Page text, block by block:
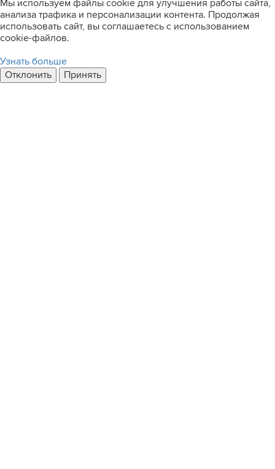
Мы используем файлы cookie для улучшения работы сайта,
анализа трафика и персонализации контента. Продолжая
использовать сайт, вы соглашаетесь с использованием
cookie-файлов.
Узнать больше
Отклонить
Принять